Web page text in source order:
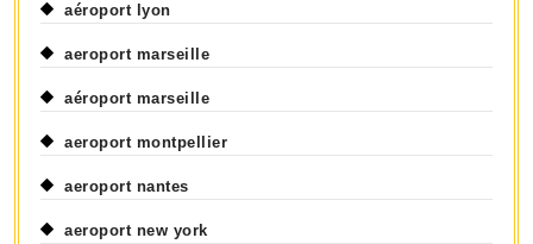
aéroport lyon
aeroport marseille
aéroport marseille
aeroport montpellier
aeroport nantes
aeroport new york